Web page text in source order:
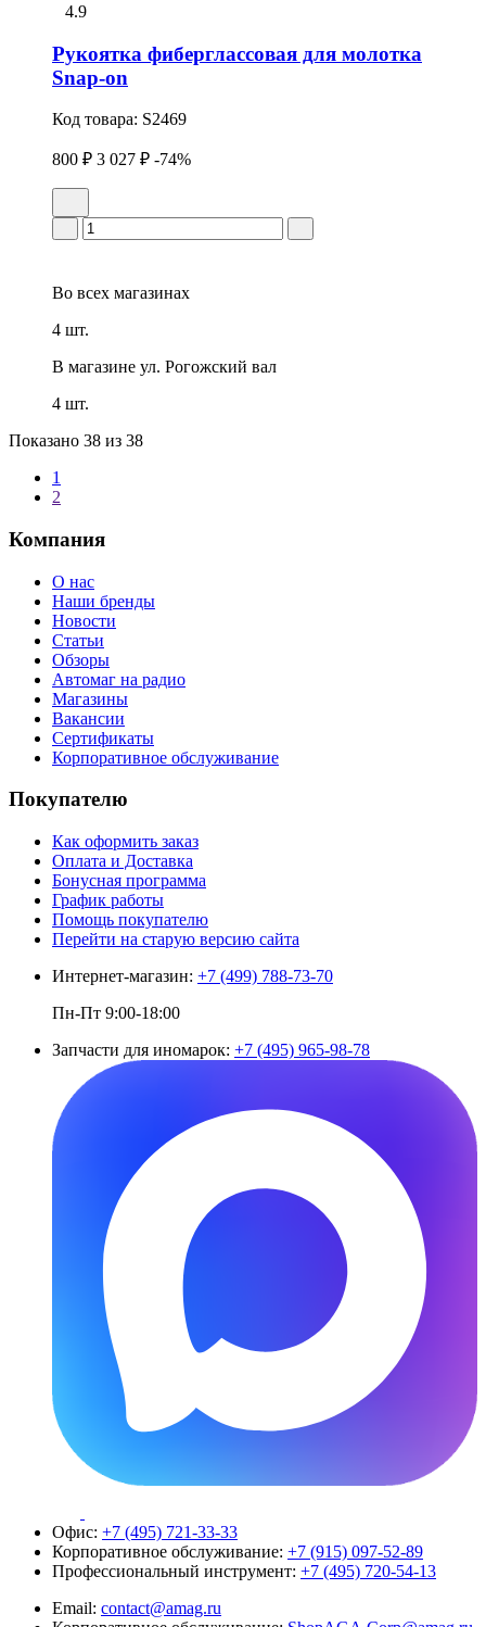
4.9
Рукоятка фиберглассовая для молотка
Snap-on
Код товара: S2469
800 ₽ 3 027 ₽ -74%
Во всех магазинах
4 шт.
В магазине ул. Рогожский вал
4 шт.
Показано 38 из 38
1
2
Компания
О нас
Наши бренды
Новости
Статьи
Обзоры
Автомаг на радио
Магазины
Вакансии
Сертификаты
Корпоративное обслуживание
Покупателю
Как оформить заказ
Оплата и Доставка
Бонусная программа
График работы
Помощь покупателю
Перейти на старую версию сайта
Интернет-магазин: +7 (499) 788-73-70
Пн-Пт 9:00-18:00
Запчасти для иномарок: +7 (495) 965-98-78
Офис: +7 (495) 721-33-33
Корпоративное обслуживание: +7 (915) 097-52-89
Профессиональный инструмент: +7 (495) 720-54-13
Email: contact@amag.ru